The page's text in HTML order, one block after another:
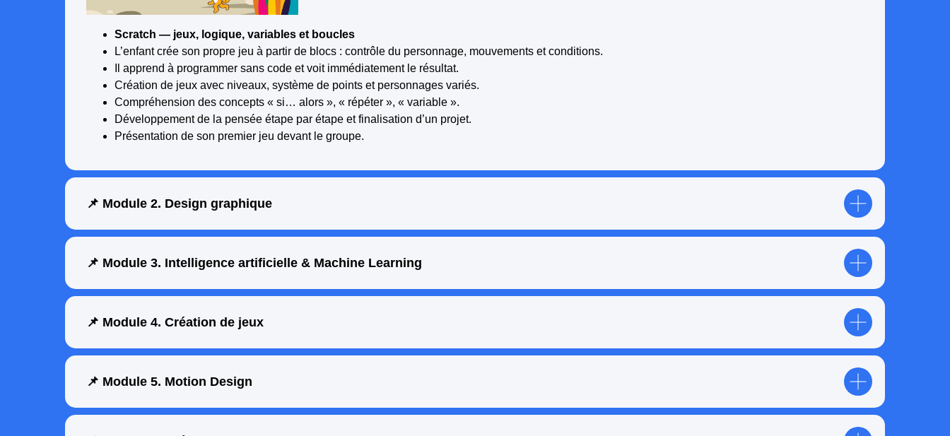
Scratch — jeux, logique, variables et boucles
L’enfant crée son propre jeu à partir de blocs : contrôle du personnage, mouvements et conditions.
Il apprend à programmer sans code et voit immédiatement le résultat.
Création de jeux avec niveaux, système de points et personnages variés.
Compréhension des concepts « si… alors », « répéter », « variable ».
Développement de la pensée étape par étape et finalisation d’un projet.
Présentation de son premier jeu devant le groupe.
📌 Module 2. Design graphique
📌 Module 3. Intelligence artificielle & Machine Learning
📌 Module 4. Création de jeux
📌 Module 5. Motion Design